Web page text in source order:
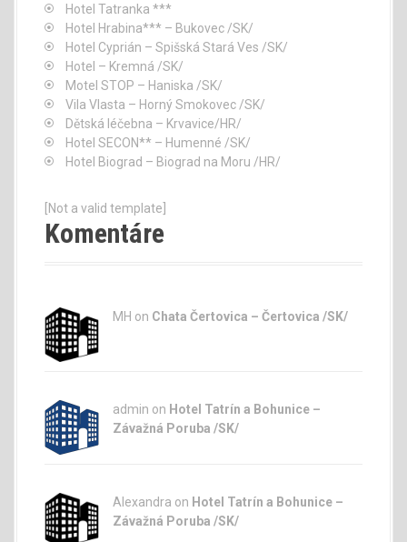
Hotel Tatranka ***
Hotel Hrabina*** – Bukovec /SK/
Hotel Cyprián – Spišská Stará Ves /SK/
Hotel – Kremná /SK/
Motel STOP – Haniska /SK/
Vila Vlasta – Horný Smokovec /SK/
Dětská léčebna – Krvavice/HR/
Hotel SECON** – Humenné /SK/
Hotel Biograd – Biograd na Moru /HR/
[Not a valid template]
Komentáre
MH on Chata Čertovica – Čertovica /SK/
admin on Hotel Tatrín a Bohunice –
Závažná Poruba /SK/
Alexandra on Hotel Tatrín a Bohunice –
Závažná Poruba /SK/